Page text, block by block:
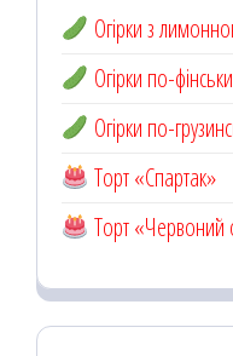
Огірки з
Огірки по-фінськи
Огірки по-
Торт «Спартак»
Торт «Червоний